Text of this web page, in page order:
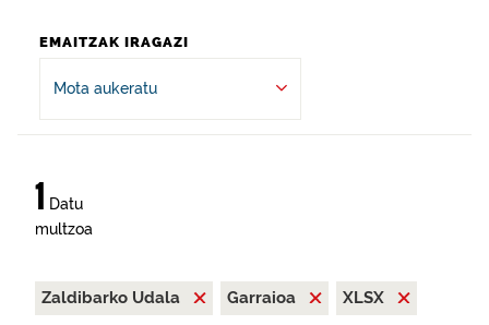
EMAITZAK IRAGAZI
Mota aukeratu
1 Datu
multzoa
Zaldibarko Udala Garraioa
XLSX